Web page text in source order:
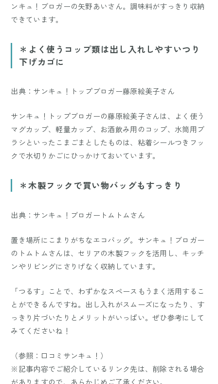
ンキュ！ブロガーの矢野あいさん。調味料がすっきり収納
できています。
＊よく使うコップ類は出し入れしやすいつり
下げカゴに
出典：サンキュ！トップブロガー藤原絵美子さん
サンキュ！トップブロガーの藤原絵美子さんは、よく使う
マグカップ、軽量カップ、お酒飲み用のコップ、水筒用ブ
ラシといったこまごまとしたものは、粘着シールつきフッ
クで水切りかごにひっかけておいています。
＊木製フックで買い物バッグもすっきり
出典：サンキュ！ブロガートムトムさん
置き場所にこまりがちなエコバッグ。サンキュ！ブロガー
のトムトムさんは、セリアの木製フックを活用し、キッチ
ンやリビングにさりげなく収納しています。
「つるす」ことで、わずかなスペースもうまく活用するこ
とができるんですね。出し入れがスムーズになったり、す
っきり片づいたりとメリットがいっぱい。ぜひ参考にして
みてくださいね！
（参照： 口コミサンキュ！ ）
※記事内容でご紹介しているリンク先は、削除される場合
がありますので、あらかじめご了承ください。